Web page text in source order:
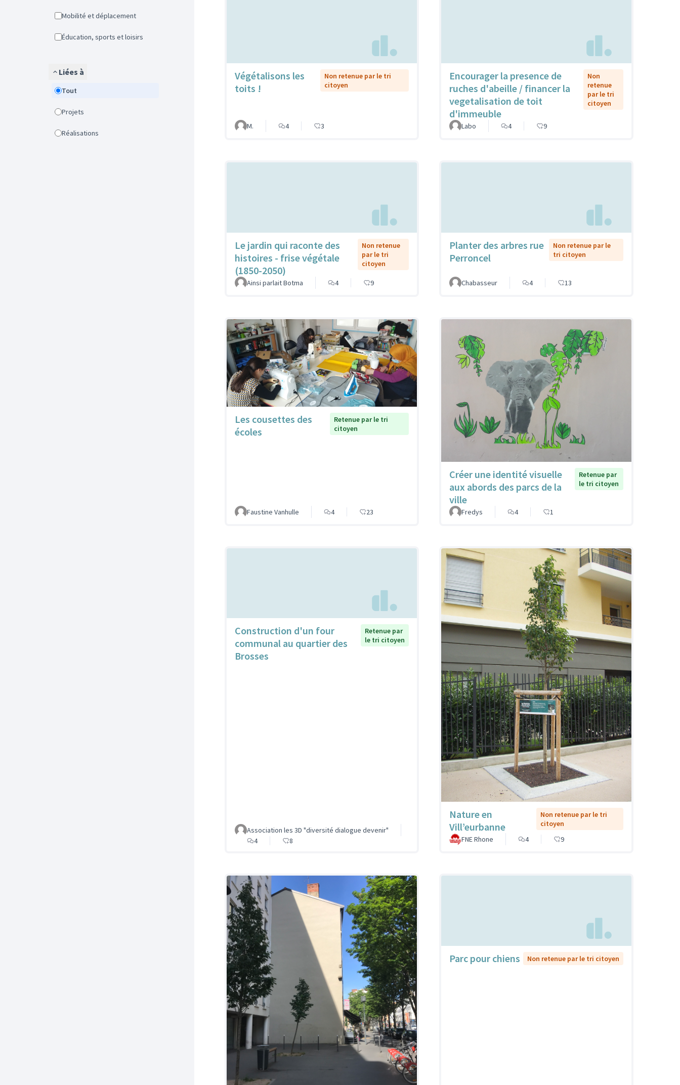
Mobilité et déplacement
Éducation, sports et loisirs
Liées à
Tout
Projets
Réalisations
Végétalisons les
toits !
Non retenue par le tri
citoyen
M. 4 3
Encourager la presence de
ruches d'abeille / financer la
vegetalisation de toit
d'immeuble
Non
retenue
par le tri
citoyen
Labo 4 9
Le jardin qui raconte des
histoires - frise végétale
(1850-2050)
Non retenue
par le tri
citoyen
Ainsi parlait Botma 4 9
Planter des arbres rue
Perroncel
Non retenue par le
tri citoyen
Chabasseur 4 13
Les cousettes des
écoles
Retenue par le tri
citoyen
Faustine Vanhulle 4 23
Créer une identité visuelle
aux abords des parcs de la
ville
Retenue par
le tri citoyen
Fredys 4 1
Construction d'un four
communal au quartier des
Brosses
Retenue par
le tri citoyen
Association les 3D "diversité dialogue devenir"
4
8
Nature en
Vill’eurbanne
Non retenue par le tri
citoyen
FNE Rhone
4 9
Parc pour chiens Non retenue par le tri citoyen